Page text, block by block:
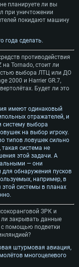
планируете ли вы
при уничтожении
покидают машину
года сделать.
противодействия
Tornado, стоит ли
выбора ЛТЦ или ДО
2000 и Harrier GR.7,
Будет ли это
имеют одинаковый
отражателей, и
выбора
на выбор игроку.
типов ловушек сильно
система не
этой задачи. А
— они
обнаружения пусков
например, в
этой системы в планах
ЗРК и
закрывать данные
помощью подветки
штурмовая авиация,
многоцелевого